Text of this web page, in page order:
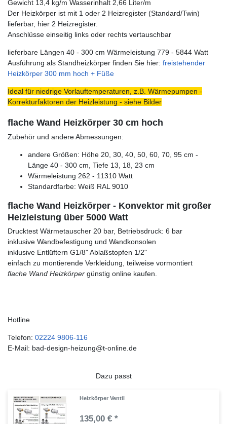
Gewicht 13,4 kg/m Wasserinhalt 2,66 Liter/m
Der Heizkörper ist mit 1 oder 2 Heizregister (Standard/Twin)
lieferbar, hier 2 Heizregister.
Anschlüsse einseitig links oder rechts vertauschbar
lieferbare Längen 40 - 300 cm Wärmeleistung 779 - 5844 Watt
Ausführung als Standheizkörper finden Sie hier: freistehender
Heizkörper 300 mm hoch + Füße
Ideal für niedrige Vorlauftemperaturen, z.B. Wärmepumpen -
Korrekturfaktoren der Heizleistung - siehe Bilder
flache Wand Heizkörper 30 cm hoch
Zubehör und andere Abmessungen:
andere Größen: Höhe 20, 30, 40, 50, 60, 70, 95 cm -
Länge 40 - 300 cm, Tiefe 13, 18, 23 cm
Wärmeleistung 262 - 11310 Watt
Standardfarbe: Weiß RAL 9010
flache Wand Heizkörper - Konvektor mit großer
Heizleistung über 5000 Watt
Drucktest Wärmetauscher 20 bar, Betriebsdruck: 6 bar
inklusive Wandbefestigung und Wandkonsolen
inklusive Entlüftern G1/8" Ablaßstopfen 1/2"
einfach zu montierende Verkleidung, teilweise vormontiert
flache Wand Heizkörper günstig online kaufen.
Hotline
Telefon: 02224 9806-116
E-Mail: bad-design-heizung@t-online.de
Dazu passt
Heizkörper Ventil
135,00 € *